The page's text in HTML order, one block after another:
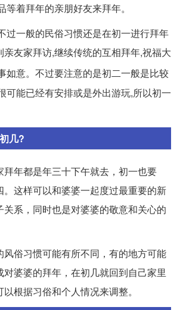
等着拜年的亲朋好友来拜年。
过一般的民俗习惯还是在初一进行拜年
友家拜访,继续传统的互相拜年,祝福大
如意。不过要注意的是初二一般是比较
可能已经有安排或是外出游玩,所以初一
几?
拜年都是年三十下午就去，初一也要
。这样可以和婆婆一起度过最重要的新
系，同时也是对婆婆的敬意和关心的
风俗习惯可能有所不同，有的地方可能
婆婆的拜年，在初几就回到自己家里
根据习俗和个人情况来调整。